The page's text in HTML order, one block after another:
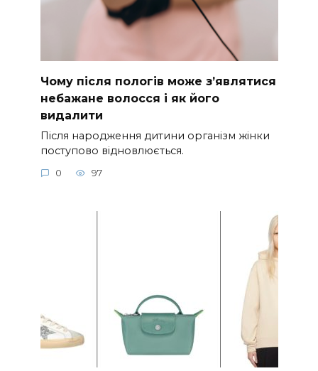
Чому після пологів може з’являтися
небажане волосся і як його
видалити
Після народження дитини організм жінки
поступово відновлюється.
0 97